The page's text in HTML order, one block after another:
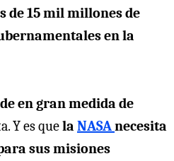
de 15 mil millones de
en la
en gran medida de
Y es quela NASAnecesita
sus misiones